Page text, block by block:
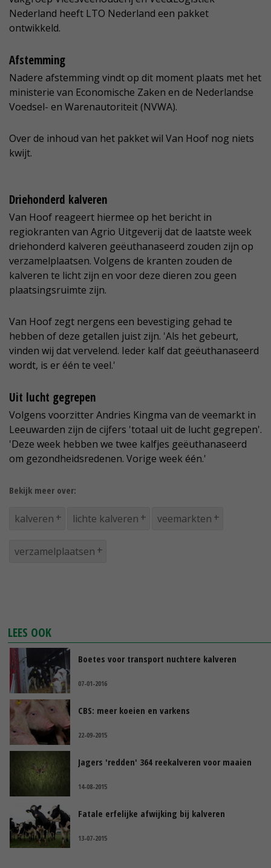
Nederland heeft LTO Nederland een pakket
ontwikkeld.
Afstemming
Nadere afstemming vindt op dit moment plaats met het
ministerie van Economische Zaken en de Nederlandse
Voedsel- en Warenautoriteit (NVWA).
Over de inhoud van het pakket wil Van Hoof nog niets
kwijt.
Driehonderd kalveren
Van Hoof reageert hiermee op het bericht in
regiokranten van Agrio Uitgeverij dat de laatste week
driehonderd kalveren geëuthanaseerd zouden zijn op
verzamelplaatsen. Volgens de kranten zouden de
kalveren te licht zijn en voor deze dieren zou geen
plaatsingsruimte zijn.
Van Hoof zegt nergens een bevestiging gehad te
hebben of deze getallen juist zijn. 'Als het gebeurt,
vinden wij dat vervelend. Ieder kalf dat geëuthanaseerd
wordt, is er één te veel.'
Uit lucht gegrepen
Volgens voorzitter Andries Kingma van de veemarkt in
Leeuwarden zijn de cijfers 'totaal uit de lucht gegrepen'.
'Deze week hebben we twee kalfjes geëuthanaseerd
om gezondheidsredenen. Vorige week één.'
Bekijk meer over:
kalveren lichte kalveren veemarkten
verzamelplaatsen
LEES OOK
Boetes voor transport nuchtere kalveren
07-01-2016
CBS: meer koeien en varkens
22-09-2015
Jagers 'redden' 364 reekalveren voor maaien
14-08-2015
Fatale erfelijke afwijking bij kalveren
13-07-2015